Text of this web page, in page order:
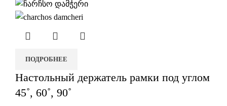
ПОДРОБНЕЕ
Настольный держатель рамки под углом
45˚, 60˚, 90˚